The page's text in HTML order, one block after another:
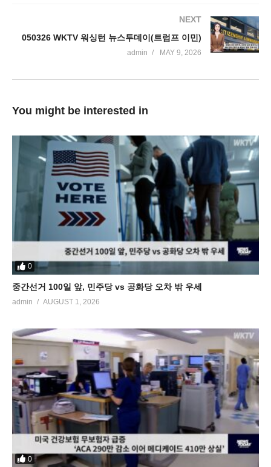
NEXT
050326 WKTV 워싱턴 뉴스투데이(트럼프 이민)
admin MAY 9, 2026
You might be interested in
0
중간선거 100일 앞, 민주당 vs 공화당 오차 밖 우세
admin AUGUST 1, 2026
0